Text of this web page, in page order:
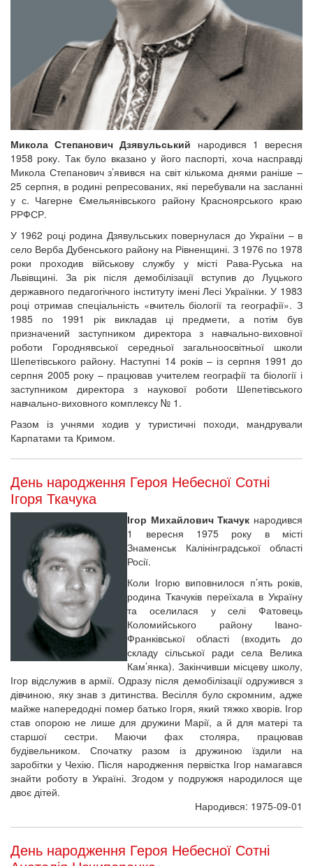
Микола Степанович Дзявульський народився 1 вересня
1958 року. Так було вказано у його паспорті, хоча насправді
Микола Степанович з’явився на світ кількома днями раніше –
25 серпня, в родині репресованих, які перебували на засланні
у с. Чагерне Ємельянівського району Красноярського краю
РРФСР.
У 1962 році родина Дзявульських повернулася до України – в
село Верба Дубенського району на Рівненщині. З 1976 по 1978
роки проходив військову службу у місті Рава-Руська на
Львівщині. За рік після демобілізації вступив до Луцького
державного педагогічного інституту імені Лесі Українки. У 1983
році отримав спеціальність «вчитель біології та географії». З
1985 по 1991 рік викладав ці предмети, а потім був
призначений заступником директора з навчально-виховної
роботи Городнявської середньої загальноосвітньої школи
Шепетівського району. Наступні 14 років – із серпня 1991 до
серпня 2005 року – працював учителем географії та біології і
заступником директора з наукової роботи Шепетівського
навчально-виховного комплексу № 1.
Разом із учнями ходив у туристичні походи, мандрували
Карпатами та Кримом.
День народження Героя Небесної Сотні
Ігоря Ткачука
Ігор Михайлович Ткачук народився
1 вересня 1975 року в місті
Знаменськ Калінінградської області
Росії.
Коли Ігорю виповнилося п’ять років,
родина Ткачуків переїхала в Україну
та оселилася у селі Фатовець
Коломийського району Івано-
Франківської області (входить до
складу сільської ради села Велика
Кам’янка). Закінчивши місцеву школу,
Ігор відслужив в армії. Одразу після демобілізації одружився з
дівчиною, яку знав з дитинства. Весілля було скромним, адже
майже напередодні помер батько Ігоря, який тяжко хворів. Ігор
став опорою не лише для дружини Марії, а й для матері та
старшої сестри. Маючи фах столяра, працював
будівельником. Спочатку разом із дружиною їздили на
заробітки у Чехію. Після народження первістка Ігор намагався
знайти роботу в Україні. Згодом у подружжя народилося ще
двоє дітей.
Народився: 1975-09-01
День народження Героя Небесної Сотні